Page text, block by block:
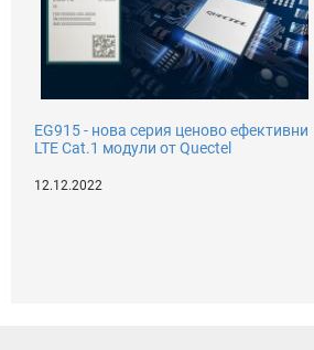
EG915 - нова серия ценово ефективни
LTE Cat.1 модули от Quectel
12.12.2022